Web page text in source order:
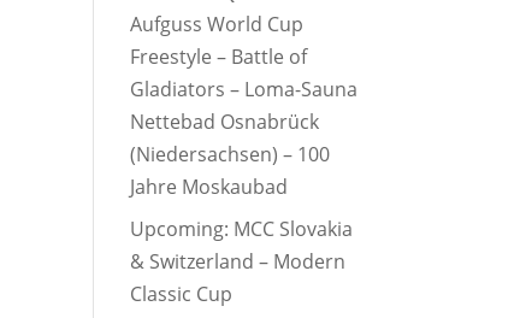
Aufguss World Cup
Freestyle – Battle of
Gladiators – Loma-Sauna
Nettebad Osnabrück
(Niedersachsen) – 100
Jahre Moskaubad
Upcoming: MCC Slovakia
& Switzerland – Modern
Classic Cup